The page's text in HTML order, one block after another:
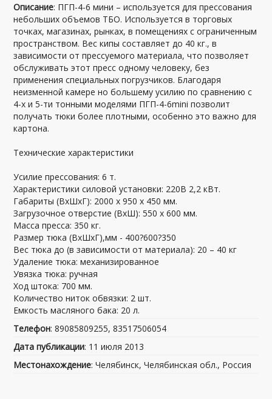
Описание: ПГП-4-6 мини – используется для прессования
небольших объемов ТБО. Используется в торговых
точках, магазинах, рынках, в помещениях с ограниченным
пространством. Вес кипы составляет до 40 кг., в
зависимости от прессуемого материала, что позволяет
обслуживать этот пресс одному человеку, без
применения специальных погрузчиков. Благодаря
неизменной камере но большему усилию по сравнению с
4-х и 5-ти тонными моделями ПГП-4-6mini позволит
получать тюки более плотными, особенно это важно для
картона.
Технические характеристики
Усилие прессования: 6 т.
Характеристики силовой установки: 220В 2,2 кВт.
Габариты (ВхШхГ): 2000 х 950 х 450 мм.
Загрузочное отверстие (ВхШ): 550 х 600 мм.
Масса пресса: 350 кг.
Размер тюка (ВхШхГ),мм - 400?600?350
Вес тюка до (в зависимости от материала): 20 – 40 кг
Удаление тюка: механизированное
Увязка тюка: ручная
Ход штока: 700 мм.
Количество ниток обвязки: 2 шт.
Емкость масляного бака: 20 л.
Телефон: 89085809255, 83517506054
Дата публикации: 11 июля 2013
Местонахождение: Челябинск, Челябинская обл., Россия